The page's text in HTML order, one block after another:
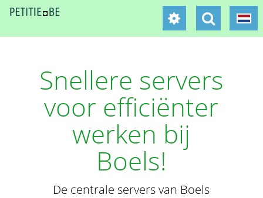
Snellere servers
voor efficiënter
werken bij
Boels!
De centrale servers van Boels